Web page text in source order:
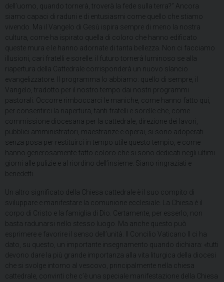
dell’uomo, quando tornerà, troverà la fede sulla terra?” Ancora
siamo capaci di raduni e di entusiasmi come quello che stiamo
vivendo. Ma il Vangelo di Gesù ispira sempre di meno la nostra
cultura, come ha ispirato quella di coloro che hanno edificato
queste mura e le hanno adornate di tanta bellezza. Non ci facciamo
illusioni, cari fratelli e sorelle: il futuro tornerà luminoso se alla
riapertura della Cattedrale corrisponderà un nuovo slancio
evangelizzatore. Il programma lo abbiamo: quello di sempre, il
Vangelo, tradotto per il nostro tempo dai nostri programmi
pastorali. Occorre rimboccarci le maniche, come hanno fatto qui,
per consentirci la riapertura, tanti fratelli e sorelle che, come
commissione diocesana per la cattedrale, direzione dei lavori,
pubblici amministratori, maestranze e operai, si sono adoperati
senza posa per restituirci in tempo utile questo tempio, e come
hanno generosamente fatto coloro che si sono dedicati negli ultimi
giorni alle pulizie e al riordino dell’insieme. Siano ringraziati e
benedetti.
Un altro significato della Chiesa cattedrale è il suo compito di
sviluppare e manifestare la comunione ecclesiale. La Chiesa è il
corpo di Cristo e la famiglia di Dio. Certamente, per esserlo, non
basta radunarsi nello stesso luogo. Ma anche questo può
esprimere e favorire il senso dell’unità. Il Concilio Vaticano II ci ha
dato, su questo, un importante insegnamento quando dichiara: «tutti
devono dare la più grande importanza alla vita liturgica della diocesi
che si svolge intorno al vescovo, principalmente nella chiesa
cattedrale, convinti che c’è una speciale manifestazione della Chiesa